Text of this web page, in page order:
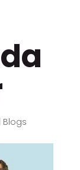
Blogs